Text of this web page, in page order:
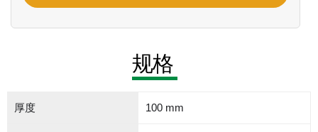
规格
厚度 100 mm